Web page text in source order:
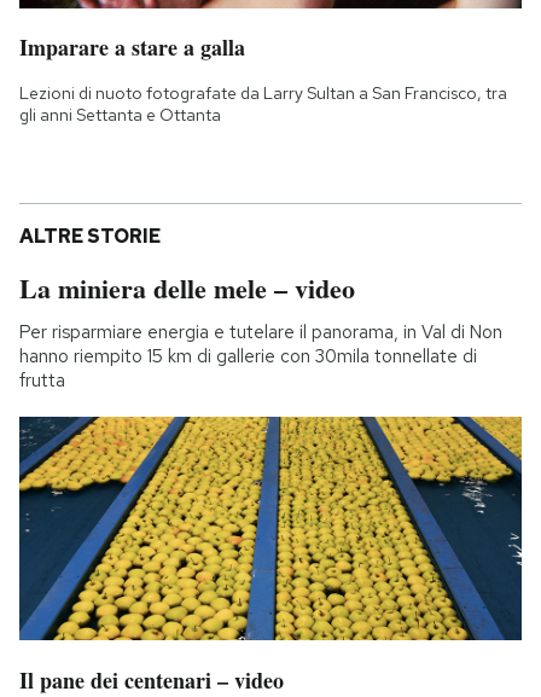
Imparare a stare a galla
Lezioni di nuoto fotografate da Larry Sultan a San Francisco, tra
gli anni Settanta e Ottanta
ALTRE STORIE
La miniera delle mele – video
Per risparmiare energia e tutelare il panorama, in Val di Non
hanno riempito 15 km di gallerie con 30mila tonnellate di
frutta
Il pane dei centenari – video